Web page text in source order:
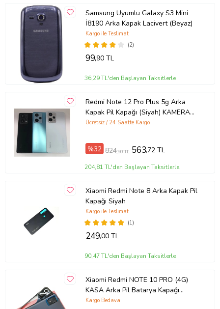
Samsung Uyumlu Galaxy S3 Mini
İ8190 Arka Kapak Lacivert (Beyaz)
(2)
Kargo ile Teslimat
99,90 TL
36,29 TL'den Başlayan Taksitlerle
Redmi Note 12 Pro Plus 5g Arka
Kapak Pil Kapağı (Siyah) KAMERA
CAMLI
Ücretsiz / 24 Saatte Kargo
%32 824,50 TL 563,72 TL
204,81 TL'den Başlayan Taksitlerle
Xiaomi Redmi Note 8 Arka Kapak Pil
Kapağı Siyah
(1)
Kargo ile Teslimat
249,00 TL
90,47 TL'den Başlayan Taksitlerle
Xiaomi Redmi NOTE 10 PRO (4G)
KASA Arka Pil Batarya Kapağı
SİYAH
Kargo Bedava